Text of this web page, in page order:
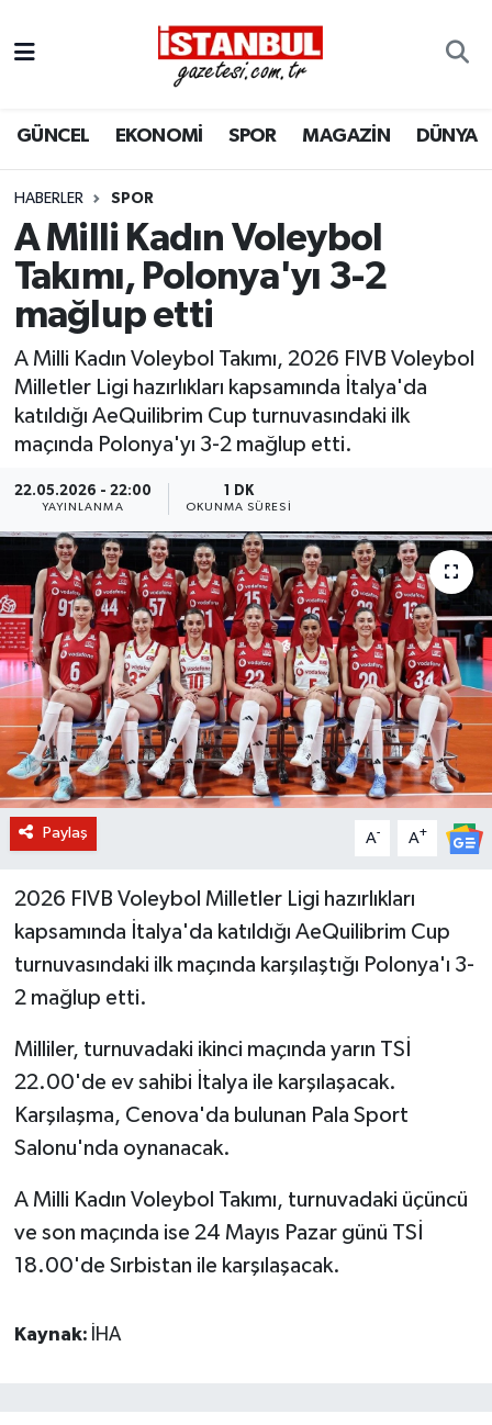
GÜNCEL EKONOMİ SPOR MAGAZİN DÜNYA
HABERLER SPOR
A Milli Kadın Voleybol
Takımı, Polonya'yı 3-2
mağlup etti
A Milli Kadın Voleybol Takımı, 2026 FIVB Voleybol
Milletler Ligi hazırlıkları kapsamında İtalya'da
katıldığı AeQuilibrim Cup turnuvasındaki ilk
maçında Polonya'yı 3-2 mağlup etti.
22.05.2026 - 22:00
YAYINLANMA
1 DK
OKUNMA SÜRESI
Paylaş A- A+
2026 FIVB Voleybol Milletler Ligi hazırlıkları
kapsamında İtalya'da katıldığı AeQuilibrim Cup
turnuvasındaki ilk maçında karşılaştığı Polonya'ı 3-
2 mağlup etti.
Milliler, turnuvadaki ikinci maçında yarın TSİ
22.00'de ev sahibi İtalya ile karşılaşacak.
Karşılaşma, Cenova'da bulunan Pala Sport
Salonu'nda oynanacak.
A Milli Kadın Voleybol Takımı, turnuvadaki üçüncü
ve son maçında ise 24 Mayıs Pazar günü TSİ
18.00'de Sırbistan ile karşılaşacak.
Kaynak: İHA
EKONOMİ
İSTANBUL
DÜNYA
SPOR
MAGAZİN
KÜLTÜR SANAT
BİLİM VE TEKNOLOJİ
OTOMOBİL
KURUMSAL
Nöbetçi Eczaneler
Hava Durumu
Trafik Durumu
Süper Lig Puan Durumu ve Fikstür
Tüm Manşetler
Son Dakika Haberleri
Haber Arşivi